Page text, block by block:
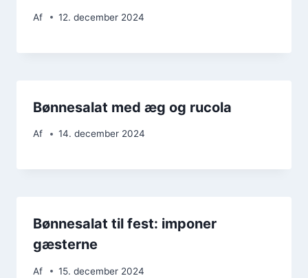
Af 12. december 2024
Bønnesalat med æg og rucola
Af 14. december 2024
Bønnesalat til fest: imponer
gæsterne
Af 15. december 2024